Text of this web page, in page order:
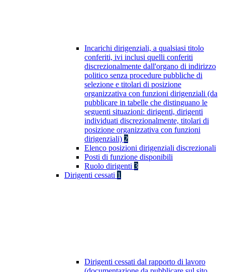
Incarichi dirigenziali, a qualsiasi titolo
conferiti, ivi inclusi quelli conferiti
discrezionalmente dall'organo di indirizzo
politico senza procedure pubbliche di
selezione e titolari di posizione
organizzativa con funzioni dirigenziali (da
pubblicare in tabelle che distinguano le
seguenti situazioni: dirigenti, dirigenti
individuati discrezionalmente, titolari di
posizione organizzativa con funzioni
dirigenziali) 2
Elenco posizioni dirigenziali discrezionali
Posti di funzione disponibili
Ruolo dirigenti 3
Dirigenti cessati 1
Dirigenti cessati dal rapporto di lavoro